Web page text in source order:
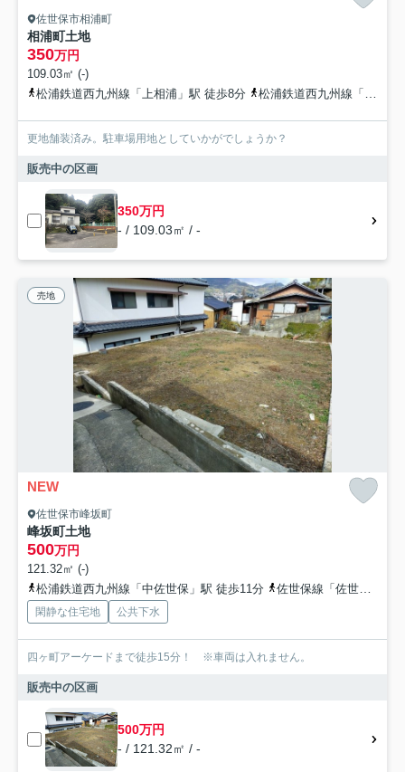
佐世保市相浦町
相浦町土地
350万円
109.03㎡ (-)
松浦鉄道西九州線「上相浦」駅 徒歩8分
松浦鉄道西九州線「大学」駅 徒歩12分
更地舗装済み。駐車場用地としていかがでしょうか？
販売中の区画
350万円
- / 109.03㎡ / -
売地
NEW
佐世保市峰坂町
峰坂町土地
500万円
121.32㎡ (-)
松浦鉄道西九州線「中佐世保」駅 徒歩11分
佐世保線「佐世保」駅 徒歩15分
閑静な住宅地 公共下水
四ヶ町アーケードまで徒歩15分！ ※車両は入れません。
販売中の区画
500万円
- / 121.32㎡ / -